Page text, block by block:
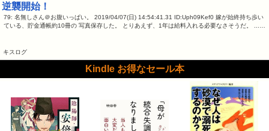
逆襲開始！
79: 名無しさん＠お腹いっぱい。 2019/04/07(日) 14:54:41.31 ID:Uph09Kef0 嫁が始終持ち歩い
ている、貯金通帳約10冊の 写真保存した。 とりあえず、1年は給料入れる必要なさそうだ。 ...…
キスログ
Kindle お得なセール本